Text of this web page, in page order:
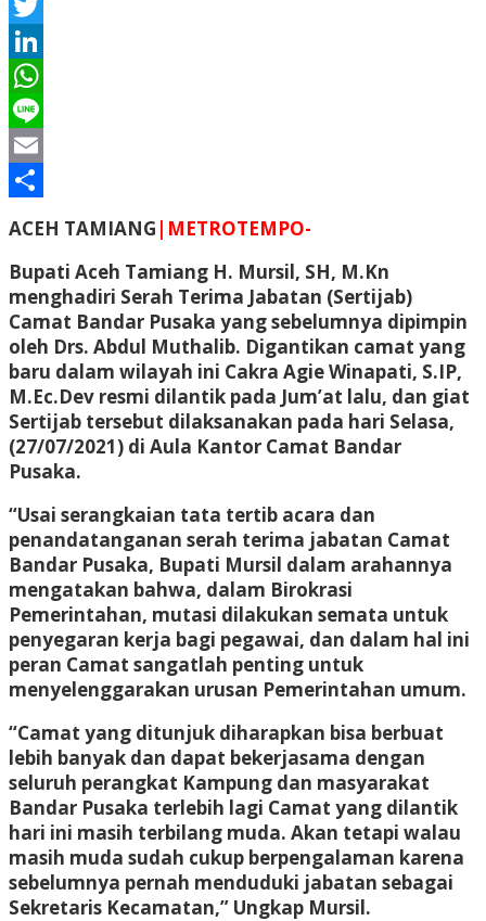
Facebook
Twitter
LinkedIn
WhatsApp
Line
Email
ACEH TAMIANG |METROTEMPO-
Bupati Aceh Tamiang H. Mursil, SH, M.Kn
menghadiri Serah Terima Jabatan (Sertijab)
Camat Bandar Pusaka yang sebelumnya dipimpin
oleh Drs. Abdul Muthalib. Digantikan camat yang
baru dalam wilayah ini Cakra Agie Winapati, S.IP,
M.Ec.Dev resmi dilantik pada Jum’at lalu, dan giat
Sertijab tersebut dilaksanakan pada hari Selasa,
(27/07/2021) di Aula Kantor Camat Bandar
Pusaka.
“Usai serangkaian tata tertib acara dan
penandatanganan serah terima jabatan Camat
Bandar Pusaka, Bupati Mursil dalam arahannya
mengatakan bahwa, dalam Birokrasi
Pemerintahan, mutasi dilakukan semata untuk
penyegaran kerja bagi pegawai, dan dalam hal ini
peran Camat sangatlah penting untuk
menyelenggarakan urusan Pemerintahan umum.
“Camat yang ditunjuk diharapkan bisa berbuat
lebih banyak dan dapat bekerjasama dengan
seluruh perangkat Kampung dan masyarakat
Bandar Pusaka terlebih lagi Camat yang dilantik
hari ini masih terbilang muda. Akan tetapi walau
masih muda sudah cukup berpengalaman karena
sebelumnya pernah menduduki jabatan sebagai
Sekretaris Kecamatan,” Ungkap Mursil.